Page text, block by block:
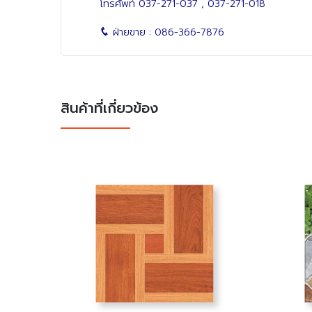
โทรศัพท์ 037-271-037 , 037-271-018
ฝ่ายขาย : 086-366-7876
สินค้าที่เกี่ยวข้อง